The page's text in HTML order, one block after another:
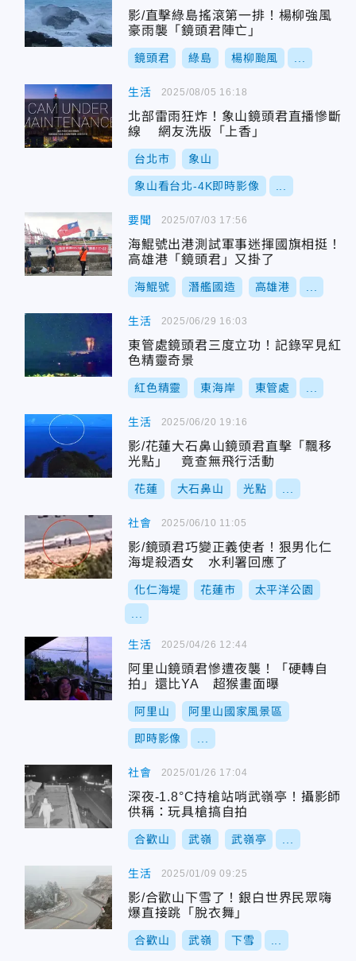
影/直擊綠島搖滾第一排！楊柳強風
豪雨襲「鏡頭君陣亡」
鏡頭君 綠島 楊柳颱風
生活
北部雷雨狂炸！象山鏡頭君直播慘斷
線 網友洗版「上香」
台北市 象山
象山看台北-4K即時影像
2025/08/05 16:18
要聞
海鯤號出港測試軍事迷揮國旗相挺！
高雄港「鏡頭君」又掛了
海鯤號 潛艦國造 高雄港
2025/07/03 17:56
生活
東管處鏡頭君三度立功！記錄罕見紅
色精靈奇景
紅色精靈 東海岸 東管處
2025/06/29 16:03
生活
影/花蓮大石鼻山鏡頭君直擊「飄移
光點」 竟查無飛行活動
花蓮 大石鼻山 光點
2025/06/20 19:16
社會
影/鏡頭君巧變正義使者！狠男化仁
海堤殺酒女 水利署回應了
化仁海堤 花蓮市 太平洋公園
2025/06/10 11:05
生活
阿里山鏡頭君慘遭夜襲！「硬轉自
拍」還比YA 超猴畫面曝
阿里山 阿里山國家風景區
即時影像
2025/04/26 12:44
社會
深夜-1.8°C持槍站哨武嶺亭！攝影師
供稱：玩具槍搞自拍
合歡山 武嶺 武嶺亭
2025/01/26 17:04
生活
影/合歡山下雪了！銀白世界民眾嗨
爆直接跳「脫衣舞」
合歡山 武嶺 下雪
2025/01/09 09:25